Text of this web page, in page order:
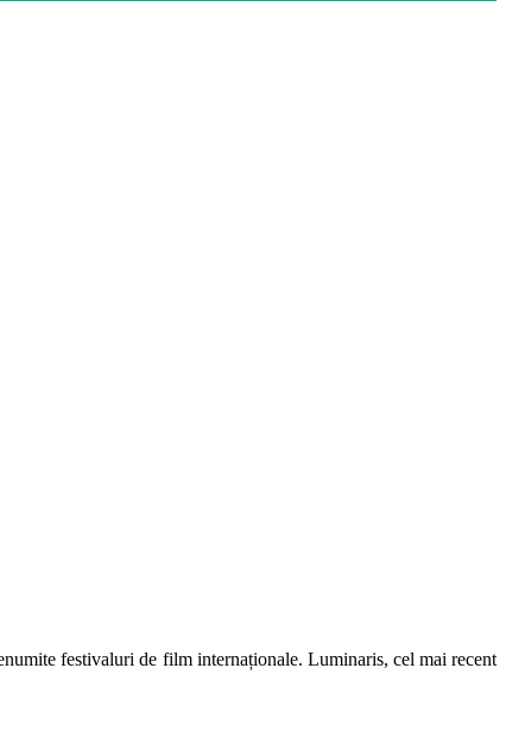
festivaluri de film internaționale. Luminaris, cel mai recent